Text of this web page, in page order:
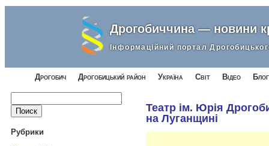
Дрогобиччина — новини
Інформаційний портал
Дрогобич Дрогобицький район Україна Світ Відео
Найти:
Рубрики
Театр ім. Юрія
на Луганщині